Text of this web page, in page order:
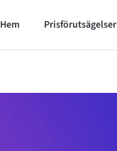
Hem Prisförutsägelser